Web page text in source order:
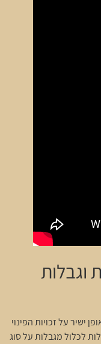
ישיר על זכויות הפינוי
לכלול מגבלות על סוג